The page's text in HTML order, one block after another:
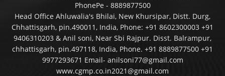
PhonePe - 8889877500
Head Office Ahluwalia's Bhilai, New Khursipar, Distt. Durg,
Chhattisgarh, pin.490011, India, Phone: +91 8602300003 +91
9406310203 & Anil soni, Near Sbi Rajpur. Disst. Balrampur,
chhattisgarh, pin.497118, India, Phone. +91 8889877500 +91
9977293671 Email- anilsoni77@gmail.com
www.cgmp.co.in2021@gmail.com